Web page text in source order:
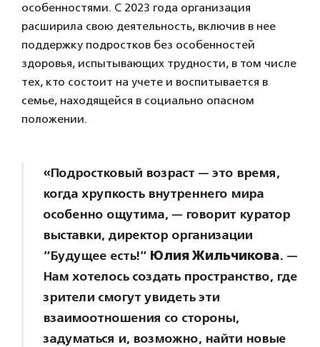
особенностями. С 2023 года организация
расширила свою деятельность, включив в нее
поддержку подростков без особенностей
здоровья, испытывающих трудности, в том числе
тех, кто состоит на учете и воспитывается в
семье, находящейся в социально опасном
положении.
«Подростковый возраст — это время,
когда хрупкость внутреннего мира
особенно ощутима, — говорит куратор
выставки, директор организации
”Будущее есть!” Юлия Жильчикова. —
Нам хотелось создать пространство, где
зрители смогут увидеть эти
взаимоотношения со стороны,
задуматься и, возможно, найти новые